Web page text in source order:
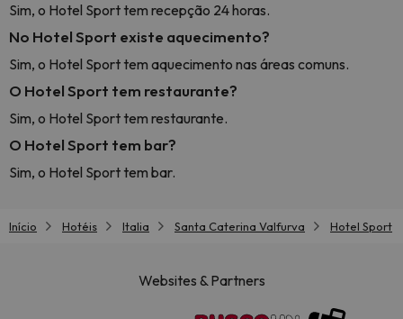
Sim, o Hotel Sport tem recepção 24 horas.
No Hotel Sport existe aquecimento?
Sim, o Hotel Sport tem aquecimento nas áreas comuns.
O Hotel Sport tem restaurante?
Sim, o Hotel Sport tem restaurante.
O Hotel Sport tem bar?
Sim, o Hotel Sport tem bar.
Início Hotéis Italia Santa Caterina Valfurva Hotel Sport
Websites & Partners